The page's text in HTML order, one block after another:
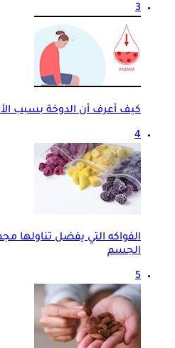
3
كيف أعرف أن الدوخة بسبب
4
الجسم
5